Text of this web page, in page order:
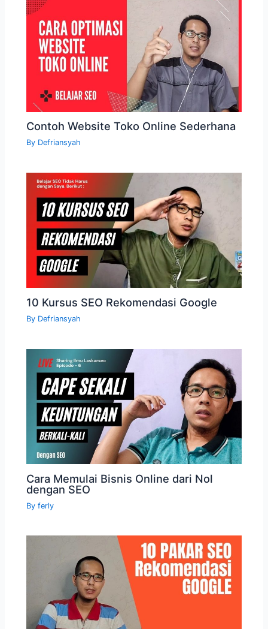
Contoh Website Toko Online Sederhana
By Defriansyah
10 Kursus SEO Rekomendasi Google
By Defriansyah
Cara Memulai Bisnis Online dari Nol
dengan SEO
Byferly